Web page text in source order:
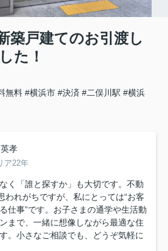
築戸建てのお引渡し
た！
無料 #横浜市 #決済 #二俣川駅 #横浜
孝
ア22年
く「誰と探すか」も大切です。不動
われがちですが、私にとっては“お客
仕事”です。お子さまの通学や生活動
まで、一緒に想像しながら最適な住
。小さなご相談でも、どうぞ気軽に